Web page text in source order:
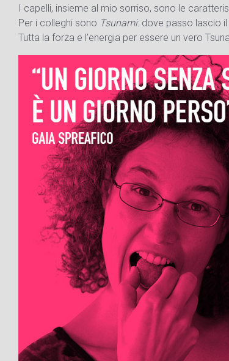
I capelli, insieme al mio sorriso, sono le
Per i colleghi sono Tsunami: dove passo lascio
Tutta la forza e l’energia per essere un vero